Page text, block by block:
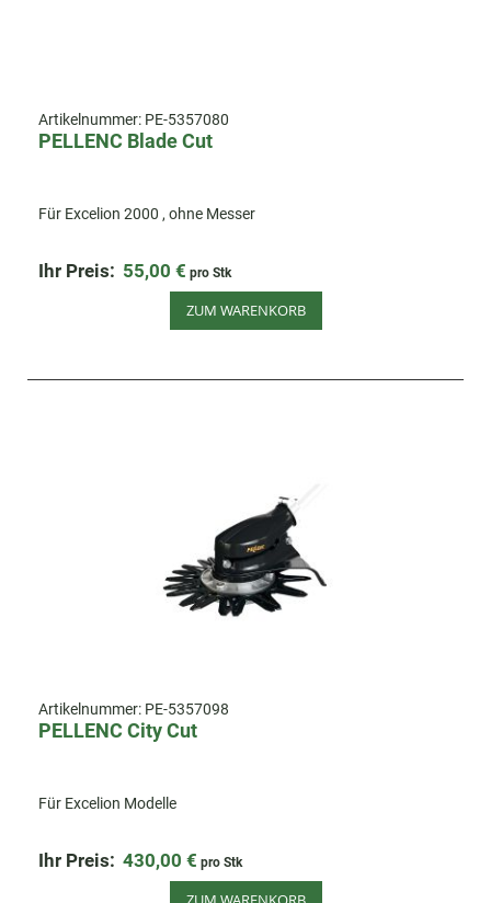
Artikelnummer: PE-5357080
PELLENC Blade Cut
Für Excelion 2000 , ohne Messer
Ihr Preis: 55,00 € pro Stk
ZUM WARENKORB
Artikelnummer: PE-5357098
PELLENC City Cut
Für Excelion Modelle
Ihr Preis: 430,00 € pro Stk